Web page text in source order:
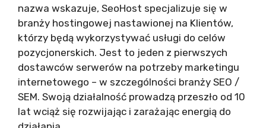
nazwa wskazuje, SeoHost specjalizuje się w
branży hostingowej nastawionej na Klientów,
którzy będą wykorzystywać usługi do celów
pozycjonerskich. Jest to jeden z pierwszych
dostawców serwerów na potrzeby marketingu
internetowego – w szczególności branży SEO /
SEM. Swoją działalność prowadzą przeszło od 10
lat wciąż się rozwijając i zarażając energią do